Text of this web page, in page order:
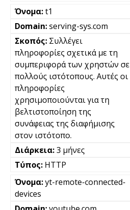
t1
serving-sys.com
Συλλέγει
πληροφορίες σχετικά με τη
συμπεριφορά των χρηστών σε
πολλούς ιστότοπους. Αυτές οι
πληροφορίες
χρησιμοποιούνται για τη
βελτιστοποίηση της
συνάφειας της διαφήμισης
στον ιστότοπο.
3 μήνες
HTTP
yt-remote-connected-
devices